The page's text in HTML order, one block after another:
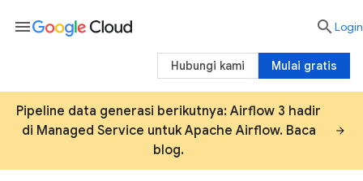
Pipeline data generasi berikutnya: Airflow 3 hadir
di Managed Service untuk Apache Airflow. Baca
blog.
menu  Login
Mulai gratis
Hubungi kami